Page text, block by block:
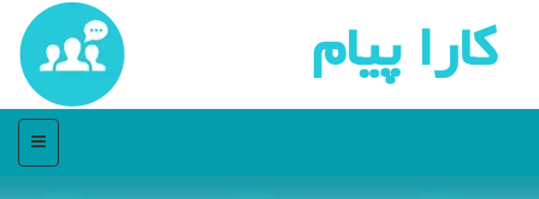
كارا پیام
منو